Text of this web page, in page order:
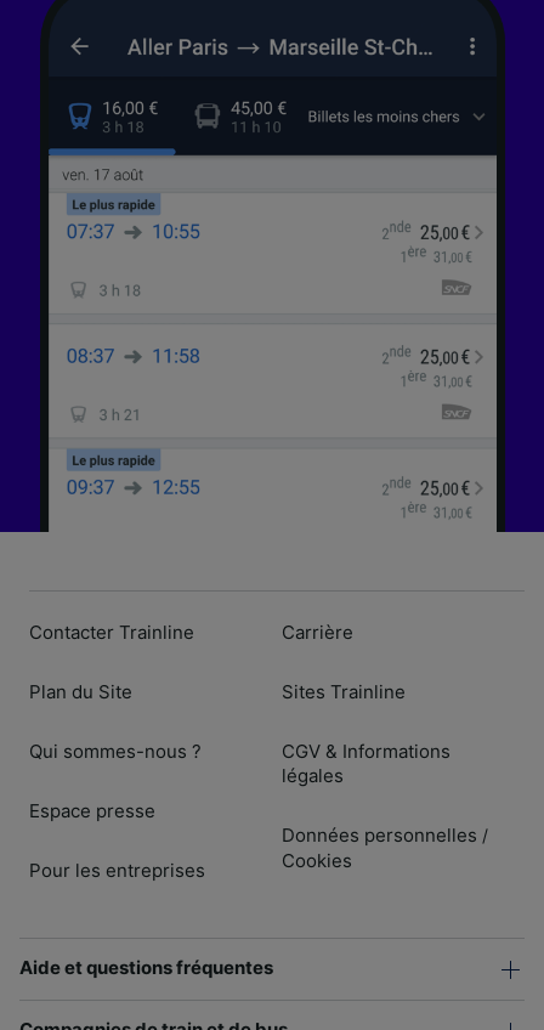
Contacter Trainline
Plan du Site
Qui sommes-nous ?
Espace presse
Pour les entreprises
Carrière
Sites Trainline
CGV & Informations
légales
Données personnelles /
Cookies
Aide et questions fréquentes